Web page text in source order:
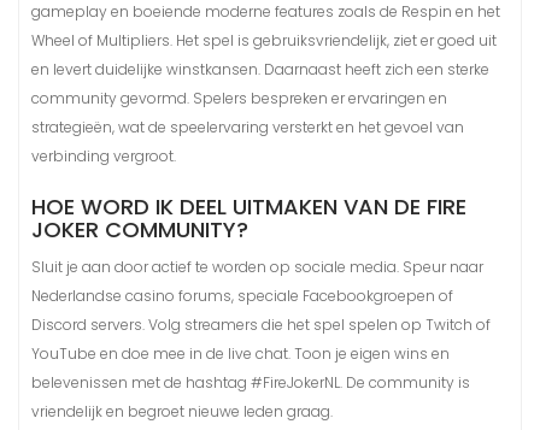
gameplay en boeiende moderne features zoals de Respin en het
Wheel of Multipliers. Het spel is gebruiksvriendelijk, ziet er goed uit
en levert duidelijke winstkansen. Daarnaast heeft zich een sterke
community gevormd. Spelers bespreken er ervaringen en
strategieën, wat de speelervaring versterkt en het gevoel van
verbinding vergroot.
HOE WORD IK DEEL UITMAKEN VAN DE FIRE
JOKER COMMUNITY?
Sluit je aan door actief te worden op sociale media. Speur naar
Nederlandse casino forums, speciale Facebookgroepen of
Discord servers. Volg streamers die het spel spelen op Twitch of
YouTube en doe mee in de live chat. Toon je eigen wins en
belevenissen met de hashtag #FireJokerNL. De community is
vriendelijk en begroet nieuwe leden graag.